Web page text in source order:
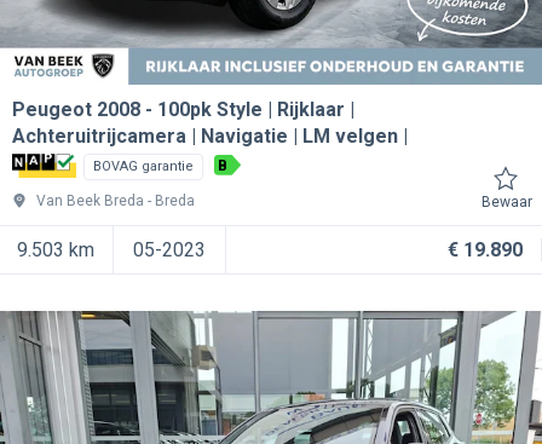
Peugeot 2008
100pk Style | Rijklaar |
Achteruitrijcamera | Navigatie | LM velgen |
BOVAG garantie B
Van Beek Breda Breda Bewaar
9.503 km 05-2023 € 19.890